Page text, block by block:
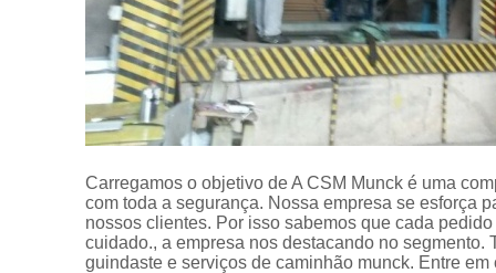
Carregamos o objetivo de A CSM Munck é uma
com toda a segurança. Nossa empresa se esforça
nossos clientes. Por isso sabemos que cada
cuidado., a empresa nos destacando no
guindaste e serviços de caminhão munck. Entre